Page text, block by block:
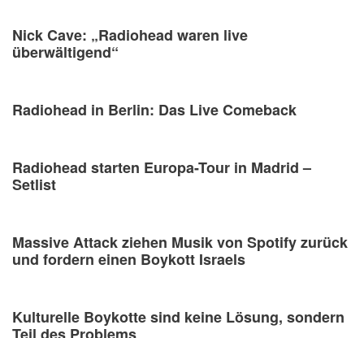
Nick Cave: „Radiohead waren live
überwältigend“
Radiohead in Berlin: Das Live Comeback
Radiohead starten Europa-Tour in Madrid –
Setlist
Massive Attack ziehen Musik von Spotify zurück
und fordern einen Boykott Israels
Kulturelle Boykotte sind keine Lösung, sondern
Teil des Problems